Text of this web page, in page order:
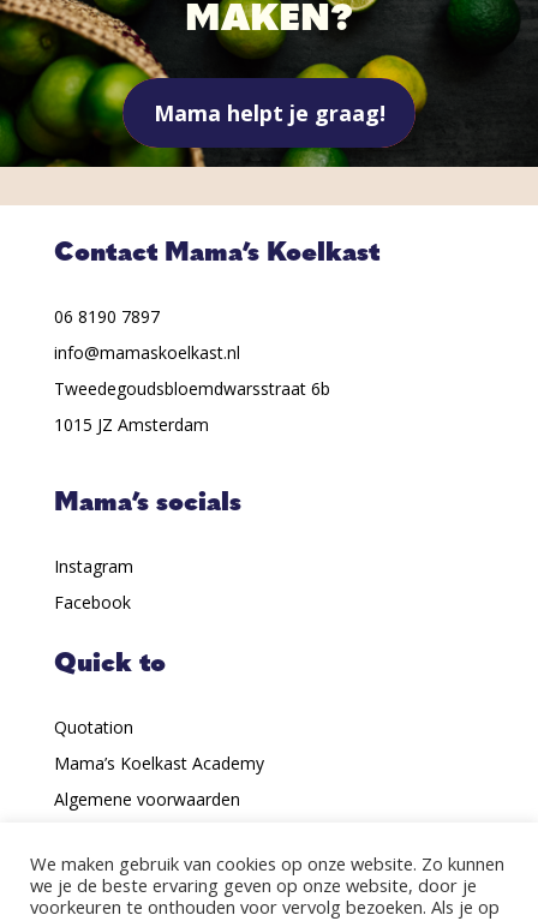
MAKEN?
Mama helpt je graag!
Contact Mama’s Koelkast
06 8190 7897
info@mamaskoelkast.nl
Tweedegoudsbloemdwarsstraat 6b
1015 JZ Amsterdam
Mama’s socials
Instagram
Facebook
Quick to
Quotation
Mama’s Koelkast Academy
Algemene voorwaarden
Receive the newsletter
We maken gebruik van cookies op onze website. Zo kunnen
we je de beste ervaring geven op onze website, door je
voorkeuren te onthouden voor vervolg bezoeken. Als je op